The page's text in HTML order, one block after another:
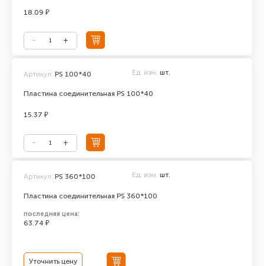
18.09 ₽
Пластина соединительная PS 100*40
Артикул: PS 100*40 Ед. изм. шт.
15.37 ₽
Пластина соединительная PS 360*100
Артикул: PS 360*100 Ед. изм. шт.
последняя цена:
63.74 ₽
Уточнить цену